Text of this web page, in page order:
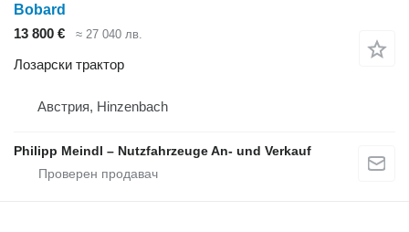
Bobard
13 800 €
≈ 27 040 лв.
Лозарски трактор
Австрия, Hinzenbach
Philipp Meindl – Nutzfahrzeuge An- und Verkauf